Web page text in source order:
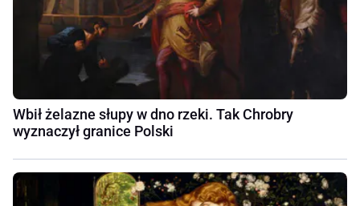
Wbił żelazne słupy w dno rzeki. Tak Chrobry
wyznaczył granice Polski